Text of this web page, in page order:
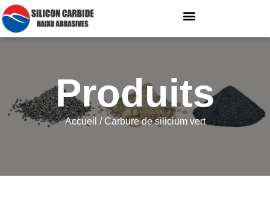
Produits
Accueil / Carbure de silicium vert